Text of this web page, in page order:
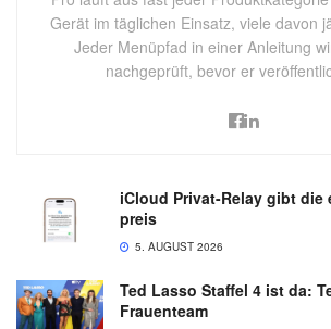
Gerät im täglichen Einsatz, viele davon
Jeder Menüpfad in einer Anleitung
nachgeprüft, bevor er
iCloud Privat-Relay gibt die
preis
5. AUGUST 2026
Ted Lasso Staffel 4 ist da:
Frauenteam